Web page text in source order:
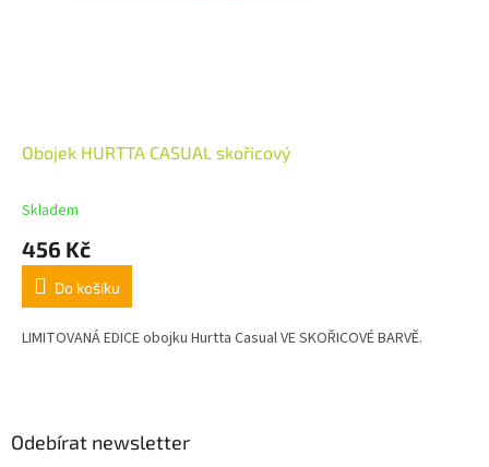
Obojek HURTTA CASUAL skořicový
Skladem
456 Kč
Do košíku
LIMITOVANÁ EDICE obojku Hurtta Casual VE SKOŘICOVÉ BARVĚ.
Odebírat newsletter